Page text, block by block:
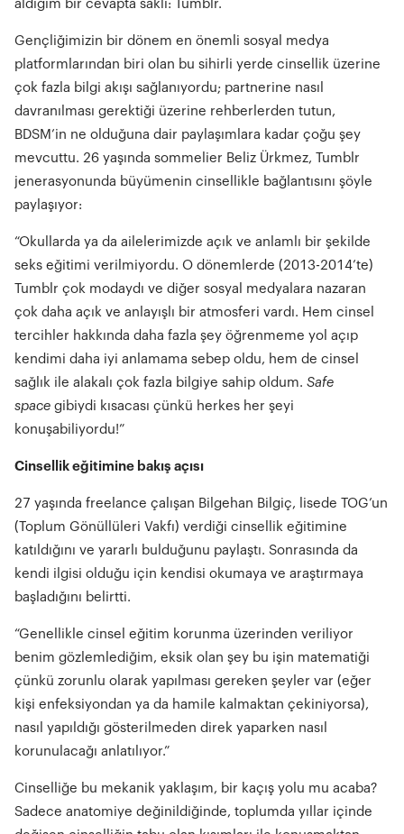
aldığım bir cevapta saklı: Tumblr.
Gençliğimizin bir dönem en önemli sosyal medya
platformlarından biri olan bu sihirli yerde cinsellik üzerine
çok fazla bilgi akışı sağlanıyordu; partnerine nasıl
davranılması gerektiği üzerine rehberlerden tutun,
BDSM’in ne olduğuna dair paylaşımlara kadar çoğu şey
mevcuttu. 26 yaşında sommelier Beliz Ürkmez, Tumblr
jenerasyonunda büyümenin cinsellikle bağlantısını şöyle
paylaşıyor:
“Okullarda ya da ailelerimizde açık ve anlamlı bir şekilde
seks eğitimi verilmiyordu. O dönemlerde (2013-2014’te)
Tumblr çok modaydı ve diğer sosyal medyalara nazaran
çok daha açık ve anlayışlı bir atmosferi vardı. Hem cinsel
tercihler hakkında daha fazla şey öğrenmeme yol açıp
kendimi daha iyi anlamama sebep oldu, hem de cinsel
sağlık ile alakalı çok fazla bilgiye sahip oldum. Safe
space gibiydi kısacası çünkü herkes her şeyi
konuşabiliyordu!”
Cinsellik eğitimine bakış açısı
27 yaşında freelance çalışan Bilgehan Bilgiç, lisede TOG’un
(Toplum Gönüllüleri Vakfı) verdiği cinsellik eğitimine
katıldığını ve yararlı bulduğunu paylaştı. Sonrasında da
kendi ilgisi olduğu için kendisi okumaya ve araştırmaya
başladığını belirtti.
“Genellikle cinsel eğitim korunma üzerinden veriliyor
benim gözlemlediğim, eksik olan şey bu işin matematiği
çünkü zorunlu olarak yapılması gereken şeyler var (eğer
kişi enfeksiyondan ya da hamile kalmaktan çekiniyorsa),
nasıl yapıldığı gösterilmeden direk yaparken nasıl
korunulacağı anlatılıyor.”
Cinselliğe bu mekanik yaklaşım, bir kaçış yolu mu acaba?
Sadece anatomiye değinildiğinde, toplumda yıllar içinde